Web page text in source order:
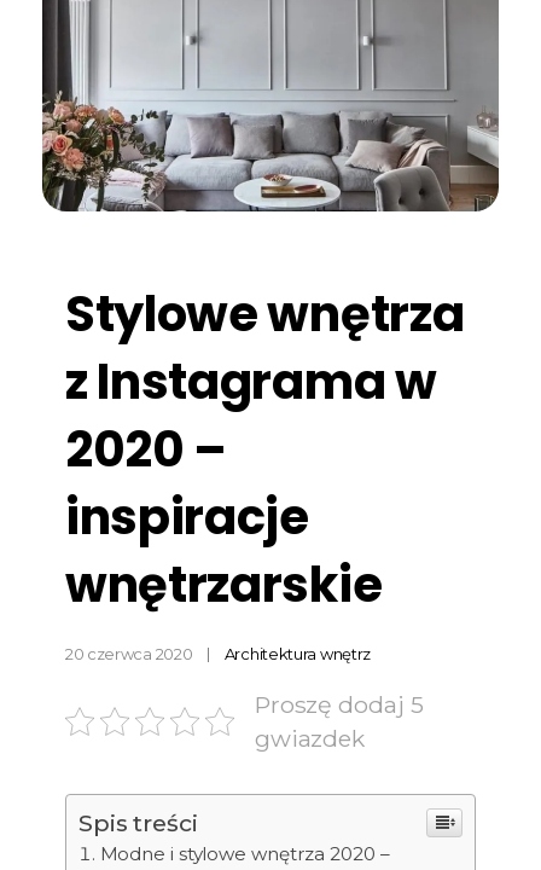
Stylowe wnętrza
z Instagrama w
2020 –
inspiracje
wnętrzarskie
20 czerwca 2020 Architektura wnętrz
Proszę dodaj 5
gwiazdek
Spis treści
Modne i stylowe wnętrza 2020 –